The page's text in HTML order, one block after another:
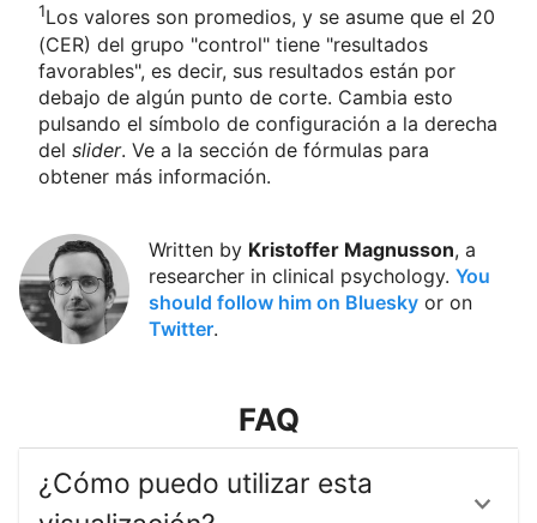
1Los valores son promedios, y se asume que el 20
(CER) del grupo "control" tiene "resultados
favorables", es decir, sus resultados están por
debajo de algún punto de corte. Cambia esto
pulsando el símbolo de configuración a la derecha
del slider. Ve a la sección de fórmulas para
obtener más información.
Written by Kristoffer Magnusson, a
researcher in clinical psychology. You
should follow him on Bluesky or on
Twitter.
FAQ
¿Cómo puedo utilizar esta